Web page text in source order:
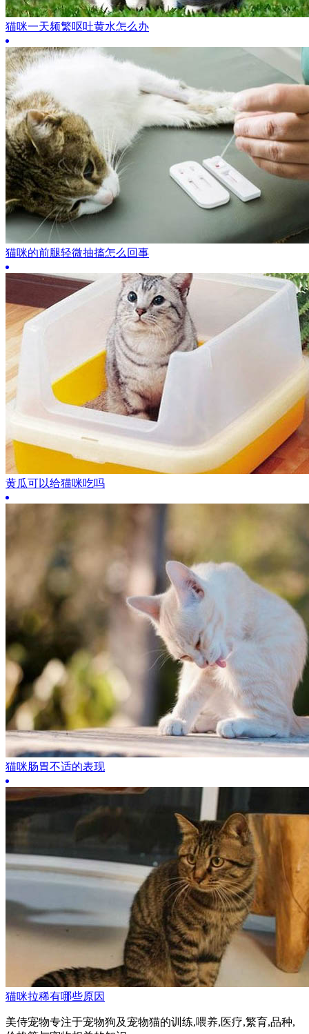
猫咪一天频繁呕吐黄水怎么办
猫咪的前腿轻微抽搐怎么回事
黄瓜可以给猫咪吃吗
猫咪肠胃不适的表现
猫咪拉稀有哪些原因
美侍宠物专注于宠物狗及宠物猫的训练,喂养,医疗,繁育,品种,